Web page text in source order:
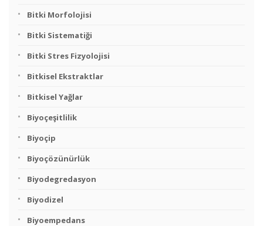
Bitki Morfolojisi
Bitki Sistematiği
Bitki Stres Fizyolojisi
Bitkisel Ekstraktlar
Bitkisel Yağlar
Biyoçeşitlilik
Biyoçip
Biyoçözünürlük
Biyodegredasyon
Biyodizel
Biyoempedans